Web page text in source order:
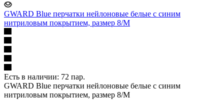
GWARD Blue перчатки нейлоновые белые с синим
нитриловым покрытием, размер 8/M
Есть в наличии: 72 пар.
GWARD Blue перчатки нейлоновые белые с синим
нитриловым покрытием, размер 8/M